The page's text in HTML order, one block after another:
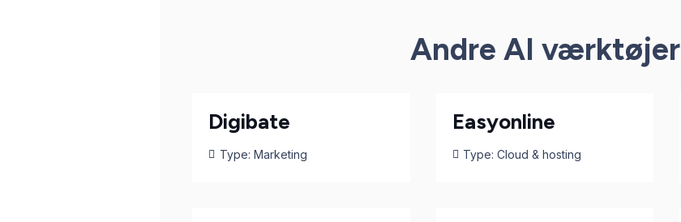
Andre AI værktøjer
Digibate
Type: Marketing
Easyonline
Type:Cloud & hosting